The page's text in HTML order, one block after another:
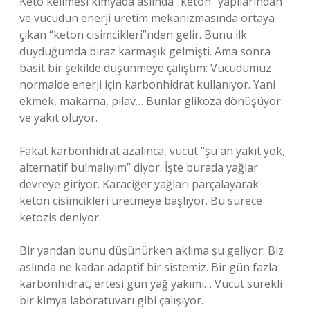
ve vücudun enerji üretim mekanizmasında ortaya
çıkan “keton cisimcikleri”nden gelir. Bunu ilk
duyduğumda biraz karmaşık gelmişti. Ama sonra
basit bir şekilde düşünmeye çalıştım: Vücudumuz
normalde enerji için karbonhidrat kullanıyor. Yani
ekmek, makarna, pilav… Bunlar glikoza dönüşüyor
ve yakıt oluyor.
Fakat karbonhidrat azalınca, vücut “şu an yakıt yok,
alternatif bulmalıyım” diyor. İşte burada yağlar
devreye giriyor. Karaciğer yağları parçalayarak
keton cisimcikleri üretmeye başlıyor. Bu sürece
ketozis deniyor.
Bir yandan bunu düşünürken aklıma şu geliyor: Biz
aslında ne kadar adaptif bir sistemiz. Bir gün fazla
karbonhidrat, ertesi gün yağ yakımı… Vücut sürekli
bir kimya laboratuvarı gibi çalışıyor.